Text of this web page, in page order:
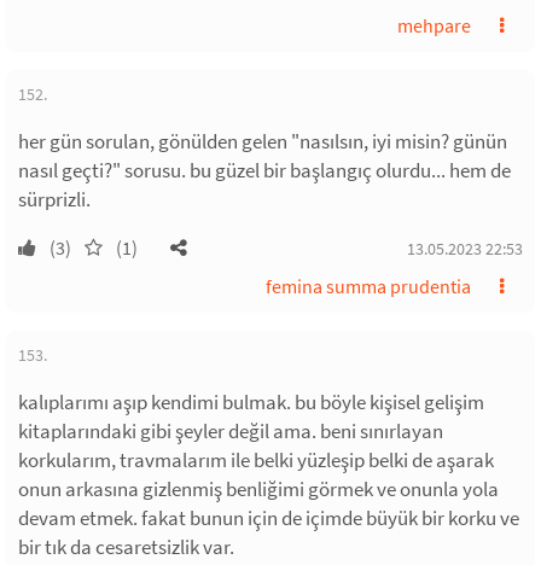
mehpare
152.
her gün sorulan, gönülden gelen "nasılsın, iyi misin? günün
nasıl geçti?" sorusu. bu güzel bir başlangıç olurdu... hem de
sürprizli.
(3) (1) 13.05.2023 22:53
femina summa prudentia
153.
kalıplarımı aşıp kendimi bulmak. bu böyle kişisel gelişim
kitaplarındaki gibi şeyler değil ama. beni sınırlayan
korkularım, travmalarım ile belki yüzleşip belki de aşarak
onun arkasına gizlenmiş benliğimi görmek ve onunla yola
devam etmek. fakat bunun için de içimde büyük bir korku ve
bir tık da cesaretsizlik var.